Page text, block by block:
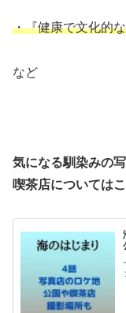
・『健康で文化的
など
気になる馴染みの
喫茶店については